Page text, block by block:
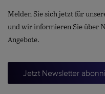
Melden Sie sich jetzt für
und wir informieren Sie über
Angebote.
Jetzt Newsletter